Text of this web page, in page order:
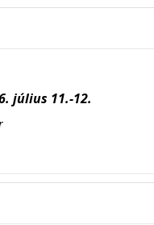
július 11.-12.